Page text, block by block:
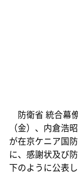
防衛省 統合幕
（金）、内倉浩
が在京ケニア国
に、感謝状及び
下のように公表し